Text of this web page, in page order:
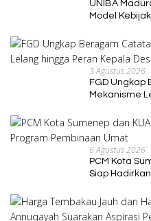
UNIBA
Model
3 Agustus 2026
FGD Ungkap
Mekanisme
6 Agustus 2026
PCM Kota
Siap